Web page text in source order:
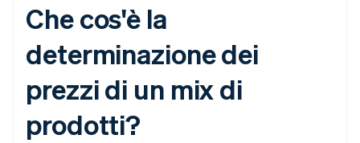
Che cos'è la
determinazione dei
prezzi di un mix di
prodotti?